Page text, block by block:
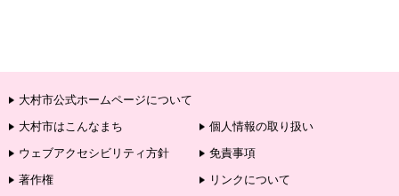
大村市公式ホームページについて
大村市はこんなまち
個人情報の取り扱い
ウェブアクセシビリティ方針
免責事項
著作権
リンクについて